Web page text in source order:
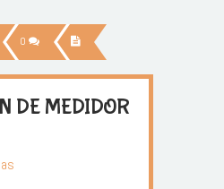
0
DE MEDIDOR